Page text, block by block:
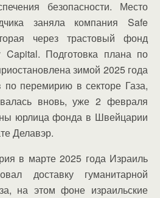
безопасности. Место
заняла компания Safe
через трастовый фонд
Capital. Подготовка плана по
зимой 2025 года
перемирию в секторе Газа,
вновь, уже 2 февраля
юрлица фонда в Швейцарии
Делавэр.
в марте 2025 года Израиль
доставку гуманитарной
на этом фоне израильские